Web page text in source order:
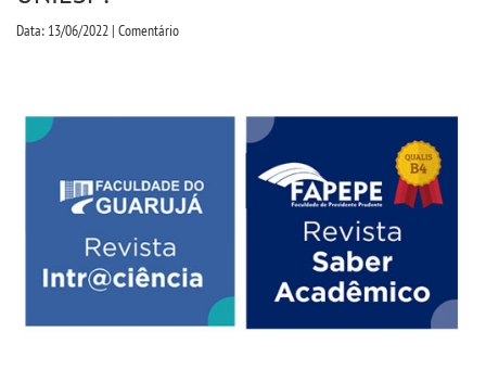
CURSOS
BACHARELADOS
Data: 13/06/2022 | Comentário